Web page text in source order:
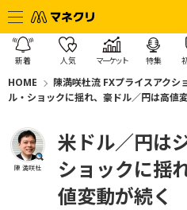
新着 人気 マーケット 特集
HOME 陳満咲杜流 FXプライスアクシ
ル・ショックに揺れ、豪ドル／円は高値
陳 満咲杜
米ドル／円は
ショックに揺
値変動が続く